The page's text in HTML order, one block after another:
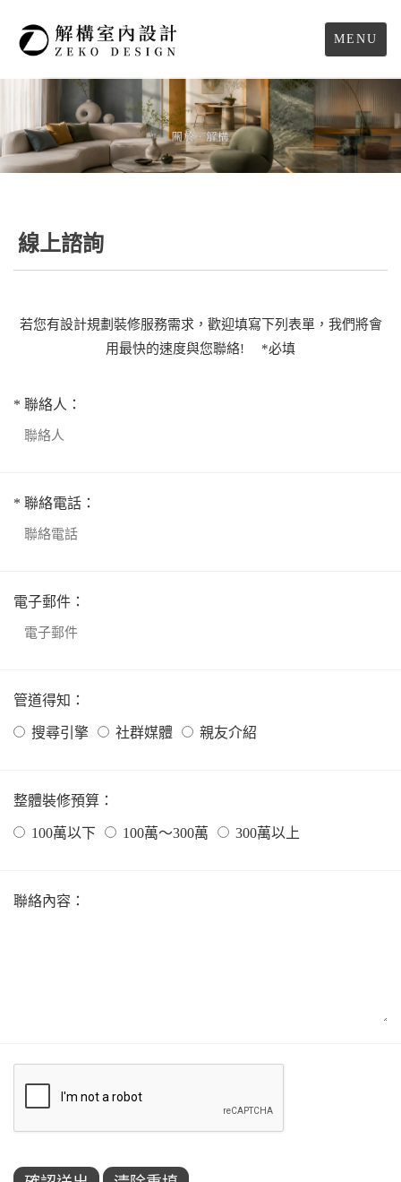
MENU
線上諮詢
若您有設計規劃裝修服務需求，歡迎填寫下列表單，我們將會
用最快的速度與您聯絡! *必填
* 聯絡人：
* 聯絡電話：
電子郵件：
管道得知：
搜尋引擎 社群媒體 親友介紹
整體裝修預算：
100萬以下 100萬～300萬 300萬以上
聯絡內容：